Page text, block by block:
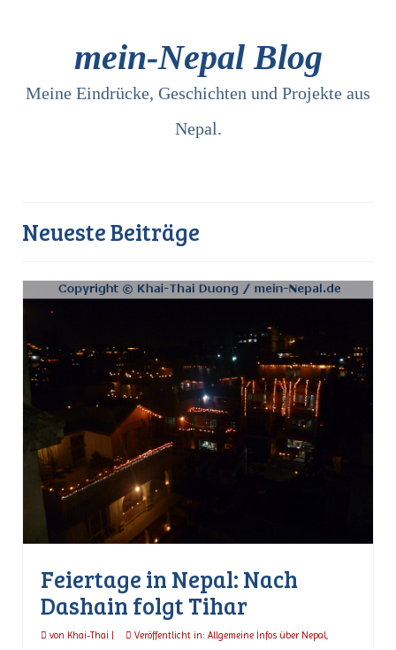
mein-Nepal Blog
Meine Eindrücke, Geschichten und Projekte aus
Nepal.
Neueste Beiträge
Feiertage in Nepal: Nach
Dashain folgt Tihar
von Khai-Thai Veröffentlicht in: Allgemeine Infos über Nepal,